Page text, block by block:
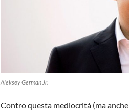
Aleksey German Jr.
Contro questa mediocrità (ma anche